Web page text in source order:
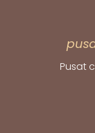
Pusat